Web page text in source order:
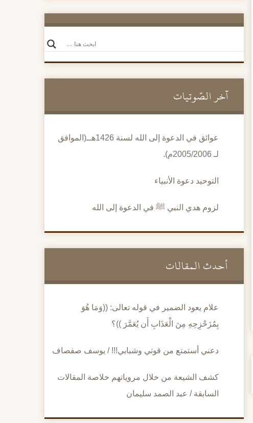
آخر الصَّوتيات
عوائق في الدعوة إلى الله لسنة 1426هــ(الموافق
لـ 2005/2006م).
التوحيد دعوة الأنبياء
لزوم هدي النبي ﷺ في الدعوة إلى الله
أحدث المقالات
علام يعود الضمير في قوله تعالى: ((وَمَا هُوَ
بِمُزَحْزِحِهِ مِنَ الْعَذَابِ أَن يُعَمَّرَ ))؟
دعني أستمتع من قوتي وشبابي!!! / يوسف صفصاف
كشف الشيعة من خلال مروياتهم خلاصة المقالات
السابقة / عبد الصمد سليمان